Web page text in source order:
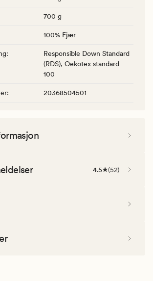
700 g
100% Fjær
:
Responsible Down Standard
(RDS), Oekotex standard
100
: 20368504501
4.5 (52)